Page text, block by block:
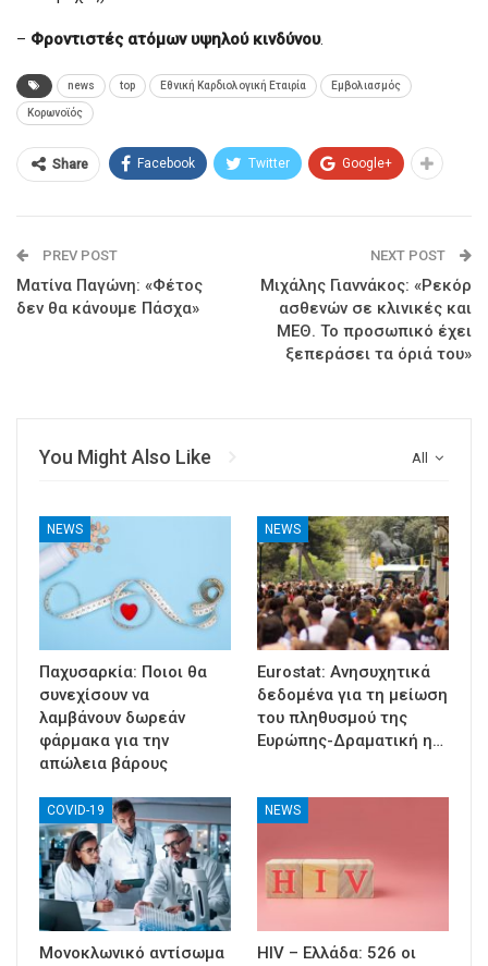
– Φροντιστές ατόμων υψηλού κινδύνου.
news top Εθνική Καρδιολογική Εταιρία Εμβολιασμός
Κορωνοϊός
Share Facebook Twitter Google+
PREV POST
Ματίνα Παγώνη: «Φέτος
δεν θα κάνουμε Πάσχα»
NEXT POST
Μιχάλης Γιαννάκος: «Ρεκόρ
ασθενών σε κλινικές και
ΜΕΘ. Το προσωπικό έχει
ξεπεράσει τα όριά του»
All
You Might Also Like
NEWS
Παχυσαρκία: Ποιοι θα
συνεχίσουν να
λαμβάνουν δωρεάν
φάρμακα για την
απώλεια βάρους
NEWS
Eurostat: Ανησυχητικά
δεδομένα για τη μείωση
του πληθυσμού της
Ευρώπης-Δραματική η…
COVID-19
Μονοκλωνικό αντίσωμα
NEWS
HIV – Ελλάδα: 526 οι